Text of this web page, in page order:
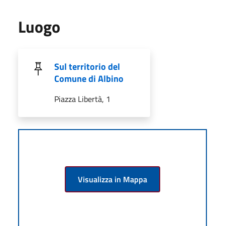
Luogo
Sul territorio del
Comune di Albino
Piazza Libertà, 1
Visualizza in Mappa